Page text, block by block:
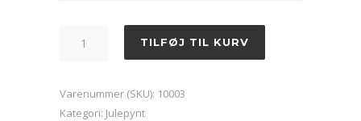
TILFØJ TIL KURV
Varenummer (SKU): 10003
Kategori: Julepynt